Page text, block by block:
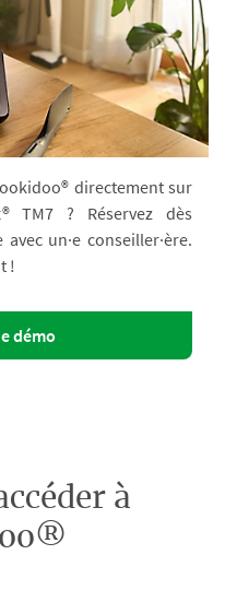
directement sur
TM7 ? Réservez dès
un·e conseiller·ère.
!
démo
à